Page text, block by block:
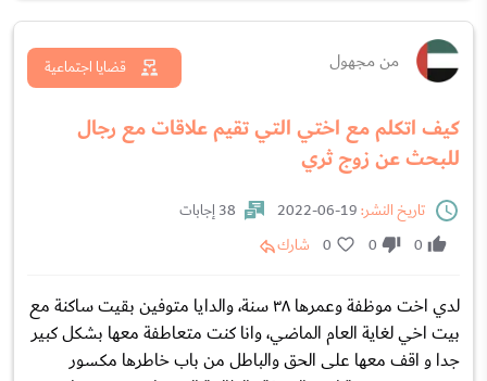
من مجهول
كيف اتكلم مع اختي التي تقيم علاقات مع رجال
للبحث عن زوج ثري
قضايا اجتماعية
تاريخ النشر:
38 إجابات
0
0
0 شارك
لدي اخت موظفة وعمرها ٣٨ سنة، والدايا متوفين بقيت ساكنة مع
بيت اخي لغاية العام الماضي، وانا كنت متعاطفة معها بشكل كبير
جدا و اقف معها على الحق والباطل من باب خاطرها مكسور